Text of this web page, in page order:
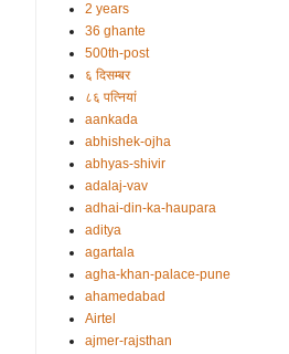
2 years
36 ghante
500th-post
६ दिसम्बर
८६ पत्नियां
aankada
abhishek-ojha
abhyas-shivir
adalaj-vav
adhai-din-ka-haupara
aditya
agartala
agha-khan-palace-pune
ahamedabad
Airtel
ajmer-rajsthan